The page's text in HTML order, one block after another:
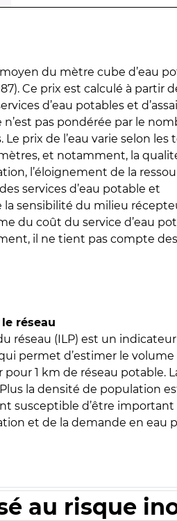
du mètre cube d’eau
Ce prix est calculé à partir
d’eau potables et
pas pondérée par le
prix de l’eau varie selon les
et notamment, la
l’éloignement de la
services d’eau potable et
la sensibilité du milieu
du coût du service d’eau
il ne tient pas compte
réseau
réseau (ILP) est un
permet d’estimer le volume
1 km de réseau potable.
la densité de population
susceptible d’être important
et de la demande en eau
au risque